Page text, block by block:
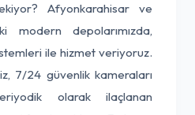
Afyonkarahisar ve
modern depolarımızda,
ile hizmet veriyoruz.
7/24 güvenlik kameraları
olarak ilaçlanan